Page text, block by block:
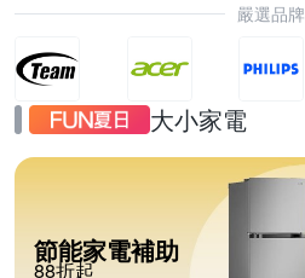
嚴選品牌
大小家電
節能家電補助
88折起